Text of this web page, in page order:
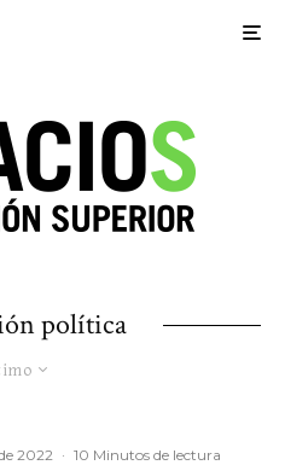
política
2022 · 10 Minutos de lectura